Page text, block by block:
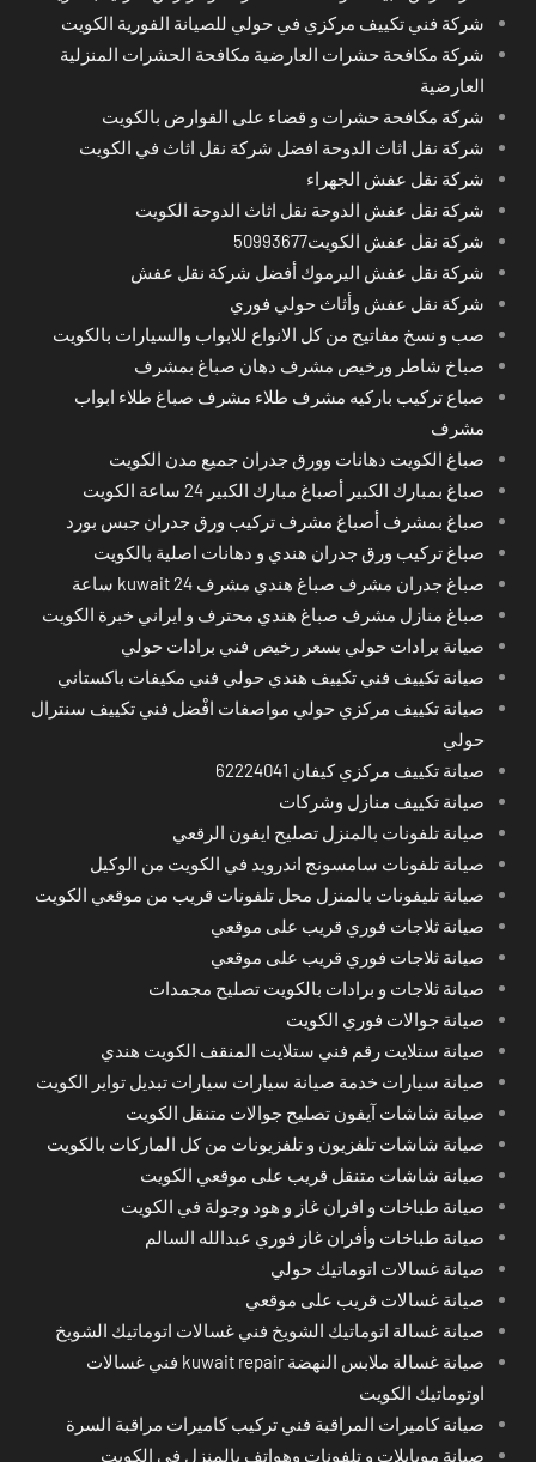
شركة فني تكييف مركزي في حولي للصيانة الفورية الكويت
شركة مكافحة حشرات العارضية مكافحة الحشرات المنزلية
العارضية
شركة مكافحة حشرات و قضاء على القوارض بالكويت
شركة نقل اثاث الدوحة افضل شركة نقل اثاث في الكويت
شركة نقل عفش الجهراء
شركة نقل عفش الدوحة نقل اثاث الدوحة الكويت
شركة نقل عفش الكويت50993677
شركة نقل عفش اليرموك أفضل شركة نقل عفش
شركة نقل عفش وأثاث حولي فوري
صب و نسخ مفاتيح من كل الانواع للابواب والسيارات بالكويت
صباخ شاطر ورخيص مشرف دهان صباغ بمشرف
صباع تركيب باركيه مشرف طلاء مشرف صباغ طلاء ابواب
مشرف
صباغ الكويت دهانات وورق جدران جميع مدن الكويت
صباغ بمبارك الكبير أصباغ مبارك الكبير 24 ساعة الكويت
صباغ بمشرف أصباغ مشرف تركيب ورق جدران جبس بورد
صباغ تركيب ورق جدران هندي و دهانات اصلية بالكويت
صباغ جدران مشرف صباغ هندي مشرف kuwait 24 ساعة
صباغ منازل مشرف صباغ هندي محترف و ايراني خبرة الكويت
صيانة برادات حولي بسعر رخيص فني برادات حولي
صيانة تكييف فني تكييف هندي حولي فني مكيفات باكستاني
صيانة تكييف مركزي حولي مواصفات افْضل فني تكييف سنترال
حولي
صيانة تكييف مركزي كيفان 62224041
صيانة تكييف منازل وشركات
صيانة تلفونات بالمنزل تصليح ايفون الرقعي
صيانة تلفونات سامسونج اندرويد في الكويت من الوكيل
صيانة تليفونات بالمنزل محل تلفونات قريب من موقعي الكويت
صيانة ثلاجات فوري قريب على موقعي
صيانة ثلاجات فوري قريب على موقعي
صيانة ثلاجات و برادات بالكويت تصليح مجمدات
صيانة جوالات فوري الكويت
صيانة ستلايت رقم فني ستلايت المنقف الكويت هندي
صيانة سيارات خدمة صيانة سيارات سيارات تبديل تواير الكويت
صيانة شاشات آيفون تصليح جوالات متنقل الكويت
صيانة شاشات تلفزيون و تلفزيونات من كل الماركات بالكويت
صيانة شاشات متنقل قريب على موقعي الكويت
صيانة طباخات و افران غاز و هود وجولة في الكويت
صيانة طباخات وأفران غاز فوري عبدالله السالم
صيانة غسالات اتوماتيك حولي
صيانة غسالات قريب على موقعي
صيانة غسالة اتوماتيك الشويخ فني غسالات اتوماتيك الشويخ
صيانة غسالة ملابس النهضة kuwait repair فني غسالات
اوتوماتيك الكويت
صيانة كاميرات المراقبة فني تركيب كاميرات مراقبة السرة
صيانة موبايلات و تلفونات وهواتف بالمنزل في الكويت